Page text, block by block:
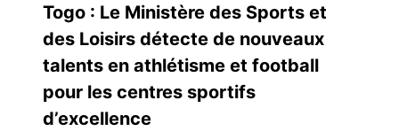
Togo : Le Ministère des Sports et
des Loisirs détecte de nouveaux
talents en athlétisme et football
pour les centres sportifs
d’excellence